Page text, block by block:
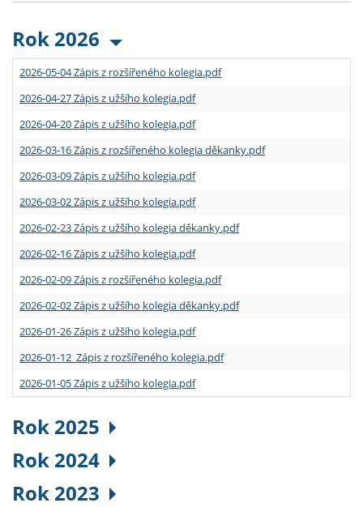
Rok 2026
2026-05-04 Zápis z rozšířeného kolegia.pdf
2026-04-27 Zápis z užšího kolegia.pdf
2026-04-20 Zápis z užšího kolegia.pdf
2026-03-16 Zápis z rozšířeného kolegia děkanky.pdf
2026-03-09 Zápis z užšího kolegia.pdf
2026-03-02 Zápis z užšího kolegia.pdf
2026-02-23 Zápis z užšího kolegia děkanky.pdf
2026-02-16 Zápis z užšího kolegia.pdf
2026-02-09 Zápis z rozšířeného kolegia.pdf
2026-02-02 Zápis z užšího kolegia děkanky.pdf
2026-01-26 Zápis z užšího kolegia.pdf
2026-01-12 Zápis z rozšířeného kolegia.pdf
2026-01-05 Zápis z užšího kolegia.pdf
Rok 2025
Rok 2024
Rok 2023